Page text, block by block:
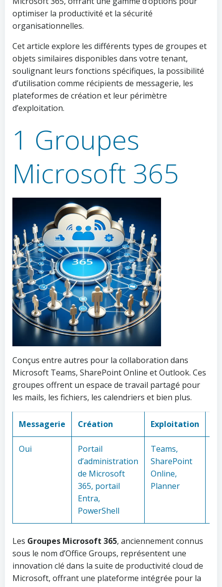
optimiser la productivité et la sécurité
organisationnelles.
Cet article explore les différents types de groupes et
objets similaires disponibles dans votre tenant,
soulignant leurs fonctions spécifiques, la possibilité
d’utilisation comme récipients de messagerie, les
plateformes de création et leur périmètre
d’exploitation.
1 Groupes
Microsoft 365
Conçus entre autres pour la collaboration dans
Microsoft Teams, SharePoint Online et Outlook. Ces
groupes offrent un espace de travail partagé pour
les mails, les fichiers, les calendriers et bien plus.
Messagerie Création Exploitation
Oui
Portail
d’administration
de Microsoft
365, portail
Entra,
PowerShell
Teams,
SharePoint
Online,
Planner
Les Groupes Microsoft 365, anciennement connus
sous le nom d’Office Groups, représentent une
innovation clé dans la suite de productivité cloud de
Microsoft, offrant une plateforme intégrée pour la